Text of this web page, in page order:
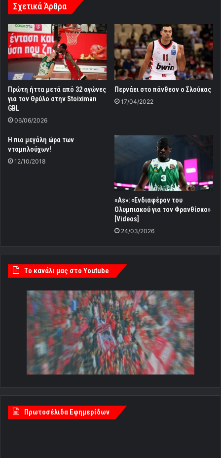
Σχετικά Άρθρα
Πρώτη ήττα μετά από 32 αγώνες
για τον Θρύλο στην Stoiximan
GBL
06/06/2026
Περνάει στο πάνθεον ο Σλούκας
17/04/2022
Η πιο μεγάλη ώρα των
νταμπλούχων!
12/10/2018
«As»: «Ενδιαφέρον του
Ολυμπιακού για τον Φρανθίσκο»
[Videos]
24/03/2026
Tο κανάλι μας στο Youtube
Πρωτοσέλιδα Εφημερίδων